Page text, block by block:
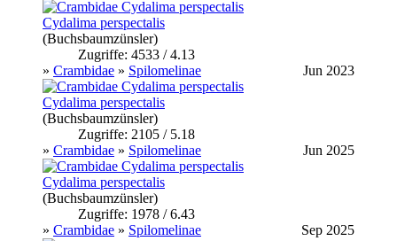
Cydalima perspectalis
(Buchsbaumzünsler)
Zugriffe: 4533 / 4.13
» Crambidae » Spilomelinae Jun 2023
Cydalima perspectalis
(Buchsbaumzünsler)
Zugriffe: 2105 / 5.18
» Crambidae » Spilomelinae Jun 2025
Cydalima perspectalis
(Buchsbaumzünsler)
Zugriffe: 1978 / 6.43
» Crambidae » Spilomelinae Sep 2025